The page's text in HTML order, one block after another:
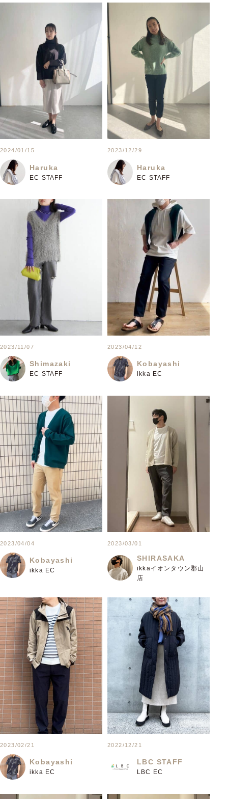
2024/01/15
Haruka
EC STAFF
2023/12/29
Haruka
EC STAFF
2023/11/07
Shimazaki
EC STAFF
2023/04/12
Kobayashi
ikka EC
2023/04/04
Kobayashi
ikka EC
2023/03/01
SHIRASAKA
ikkaイオンタウン郡山
店
2023/02/21
Kobayashi
ikka EC
2022/12/21
LBC STAFF
LBC EC